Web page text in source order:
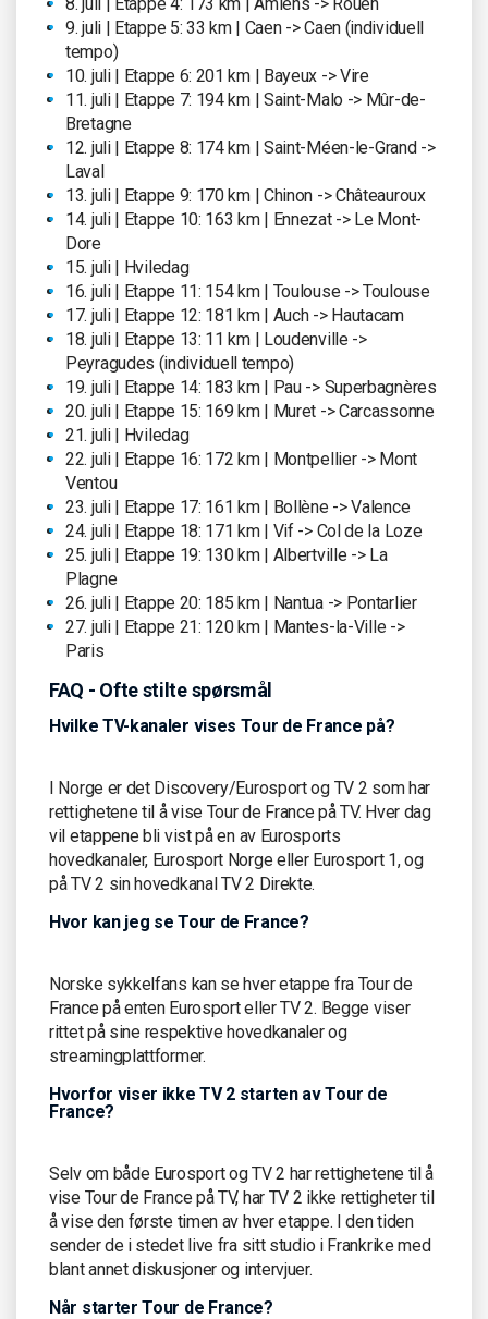
9. juli | Etappe 5: 33 km | Caen -> Caen (individuell
tempo)
10. juli | Etappe 6: 201 km | Bayeux -> Vire
11. juli | Etappe 7: 194 km | Saint-Malo -> Mûr-de-
Bretagne
12. juli | Etappe 8: 174 km | Saint-Méen-le-Grand ->
Laval
13. juli | Etappe 9: 170 km | Chinon -> Châteauroux
14. juli | Etappe 10: 163 km | Ennezat -> Le Mont-
Dore
15. juli | Hviledag
16. juli | Etappe 11: 154 km | Toulouse -> Toulouse
17. juli | Etappe 12: 181 km | Auch -> Hautacam
18. juli | Etappe 13: 11 km | Loudenville ->
Peyragudes (individuell tempo)
19. juli | Etappe 14: 183 km | Pau -> Superbagnères
20. juli | Etappe 15: 169 km | Muret -> Carcassonne
21. juli | Hviledag
22. juli | Etappe 16: 172 km | Montpellier -> Mont
Ventou
23. juli | Etappe 17: 161 km | Bollène -> Valence
24. juli | Etappe 18: 171 km | Vif -> Col de la Loze
25. juli | Etappe 19: 130 km | Albertville -> La
Plagne
26. juli | Etappe 20: 185 km | Nantua -> Pontarlier
27. juli | Etappe 21: 120 km | Mantes-la-Ville ->
Paris
FAQ - Ofte stilte spørsmål
Hvilke TV-kanaler vises Tour de France på?
I Norge er det Discovery/Eurosport og TV 2 som har
rettighetene til å vise Tour de France på TV. Hver dag
vil etappene bli vist på en av Eurosports
hovedkanaler, Eurosport Norge eller Eurosport 1, og
på TV 2 sin hovedkanal TV 2 Direkte.
Hvor kan jeg se Tour de France?
Norske sykkelfans kan se hver etappe fra Tour de
France på enten Eurosport eller TV 2. Begge viser
rittet på sine respektive hovedkanaler og
streamingplattformer.
Hvorfor viser ikke TV 2 starten av Tour de
France?
Selv om både Eurosport og TV 2 har rettighetene til å
vise Tour de France på TV, har TV 2 ikke rettigheter til
å vise den første timen av hver etappe. I den tiden
sender de i stedet live fra sitt studio i Frankrike med
blant annet diskusjoner og intervjuer.
Når starter Tour de France?